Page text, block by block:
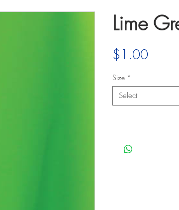
Lime
$1.00Price
Size *
Select